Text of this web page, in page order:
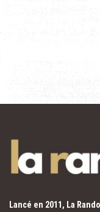
Lancé en 2011, La